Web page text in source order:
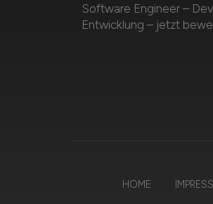
Software Engineer –
Entwicklung – jetzt
HOME